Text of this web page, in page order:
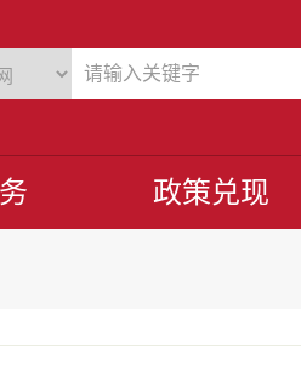
政策兑现